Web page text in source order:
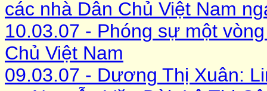
các nhà Dân Chủ Việt Nam
10.03.07 - Phóng sự một
Chủ Việt Nam
09.03.07 - Dương Thị Xuân: